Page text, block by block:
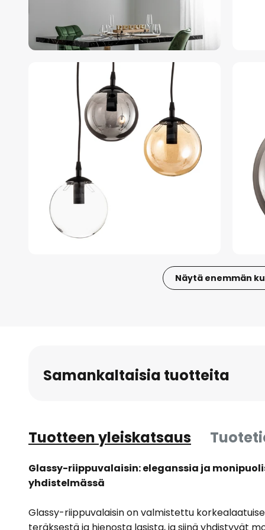
Näytä enemmän
Samankaltaisia tuotteita
Tuotteen yleiskatsaus
Glassy-riippuvalaisin: eleganssia ja
yhdistelmässä
Glassy-riippuvalaisin on valmistettu